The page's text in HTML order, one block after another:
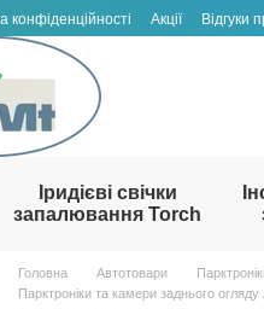
конфіденційності Акції Відгуки
Іридієві свічки
запалювання Torch
Головна Автотовари
Парктроніки та камери заднього